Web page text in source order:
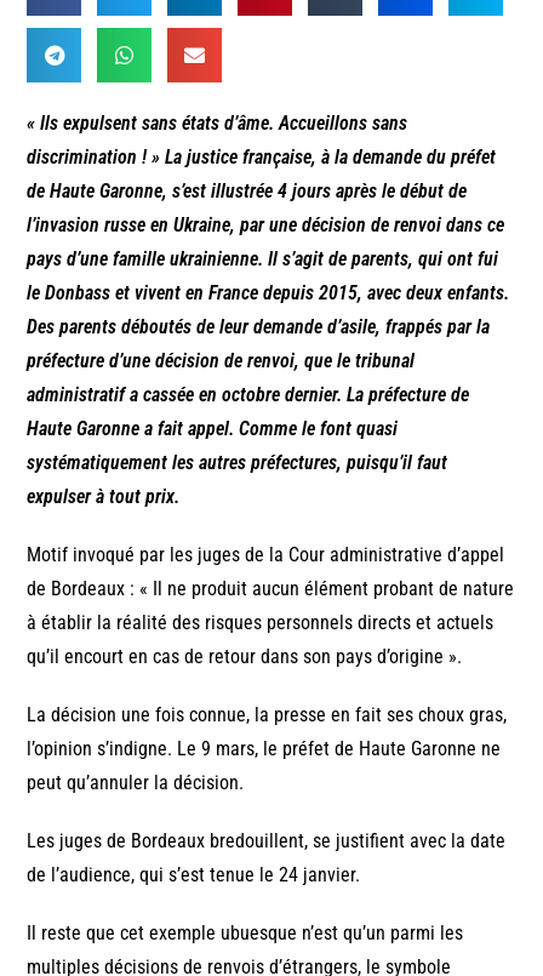
« Ils expulsent sans états d’âme. Accueillons sans
discrimination ! »La justice française, à la demande du préfet
de Haute Garonne, s’est illustrée 4 jours après le début de
l’invasion russe en Ukraine, par une décision de renvoi dans ce
pays d’une famille ukrainienne. Il s’agit de parents, qui ont fui
le Donbass et vivent en France depuis 2015, avec deux enfants.
Des parents déboutés de leur demande d’asile, frappés par la
préfecture d’une décision de renvoi, que le tribunal
administratif a cassée en octobre dernier. La préfecture de
Haute Garonne a fait appel. Comme le font quasi
systématiquement les autres préfectures, puisqu’il faut
expulser à tout prix.
Motif invoqué par les juges de la Cour administrative d’appel
de Bordeaux : « Il ne produit aucun élément probant de nature
à établir la réalité des risques personnels directs et actuels
qu’il encourt en cas de retour dans son pays d’origine ».
La décision une fois connue, la presse en fait ses choux gras,
l’opinion s’indigne. Le 9 mars, le préfet de Haute Garonne ne
peut qu’annuler la décision.
Les juges de Bordeaux bredouillent, se justifient avec la date
de l’audience, qui s’est tenue le 24 janvier.
Il reste que cet exemple ubuesque n’est qu’un parmi les
multiples décisions de renvois d’étrangers, le symbole